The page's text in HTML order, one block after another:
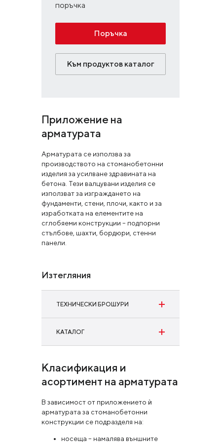
поръчка
Поръчка
Към продуктов каталог
Приложение на
арматурата
Арматурата се използва за
производството на стоманобетонни
изделия за усилване здравината на
бетона. Тези валцувани изделия се
използват за изграждането на
фундаменти, стени, плочи, както и за
изработката на елементите на
сглобяеми конструкции – подпорни
стълбове, шахти, бордюри, стенни
панели.
Изтегляния
ТЕХНИЧЕСКИ БРОШУРИ
виж още
КАТАЛОГ
виж още
Класификация и
асортимент на арматурата
В зависимост от приложението ѝ
арматурата за стоманобетонни
конструкции се подразделя на:
носеща – намалява външните